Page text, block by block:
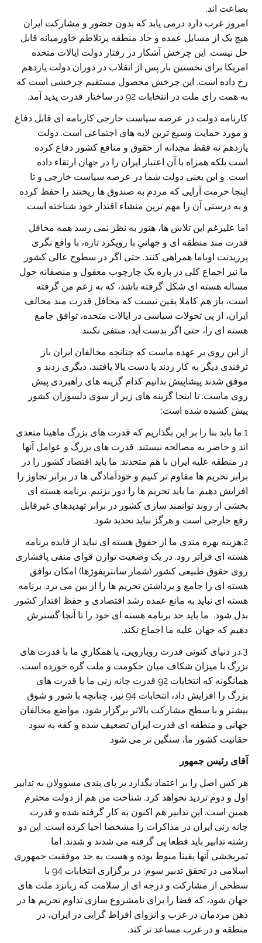
بضاعت اند.
امروز غرب دارد درمی یابد که بدون حضور و مشارکت ایران
هیچ یک از مسایل عمده و حاد منطقه پرتلاطم خاورمیانه قابل
حل نیست. این چرخش آشکار در رفتار دولت ایالات متحده
امریکا برای نخستین بار پس از انقلاب در دوران دولت یازدهم
رخ داده است. این چرخش محصول مستقیم چرخشی است که
به همت رای ملت در انتخابات 92 در ساختار قدرت پدید آمد.
کارنامه دولت در عرصه سیاست خارجی کارنامه ای قابل دفاع
و مورد حمایت وسیع ترین لایه های اجتماعی است. دولت
یازدهم نه فقط مجدانه از حقوق و منافع کشور دفاع کرده
است بلکه همراه با آن اعتبار ایران را در جهان ارتقاء داده
است. و این یعنی دولت شما در عرصه سیاست خارجی و تا
اینجا حرمت آرایی که مردم به صندوق ها ریختند را حفظ کرده
و به درستی آن را مهم ترین منشاء اقتدار خود شناخته است.
اما علیرغم این تلاش ها، هنوز به نظر نمی رسد همه محافل
قدرت مند منطقه ای و جهانیِ با رویکرد تازه، با واقع نگری
پرزیدنت اوباما همراهی کنند. حتی اگر در سطوح عالی کشور
ما نیز اجماع کلی در باره یک چارچوب معقول و منصفانه حول
مساله هسته ای شکل گرفته باشد، که به زعم من گرفته
است، باز هم کاملا یقین نیست که محافل قدرت مند مخالف
ایران، از پی تحولات سیاسی در ایالات متحده، توافق جامع
هسته ای را، حتی اگر بدست آید، منتفی نکنند.
از این روی بر عهده ماست که چنانچه مخالفان ایران باز
ترفندی دیگر به کار زدند یا دست بالا یافتند، دیگری زدند و
موفق شدند پیشاپیش بدانیم کدام گزینه های راهبردی پیش
روی ماست. تا اینجا گزینه های زیر از سوی دلسوزان کشور
پیش کشیده شده است:
1.ما باید بنا را بر این بگذاریم که قدرت های بزرگ ماهیتا متعدی
اند و حاضر به مصالحه نیستند. قدرت های بزرگ و عوامل آنها
در منطقه علیه ایران با هم متحدند. ما باید اقتصاد کشور را در
برابر تحریم ها مقاوم تر کنیم و خودآمادگی ها در برابر تجاوز را
افزایش دهیم. ما باید تحریم ها را دور بزنیم. برنامه هسته ای
بخشی از روند توانمند سازی کشور در برابر تهدیدهای غیرقابل
رفع خارجی است و هرگز نباید تحدید شود.
2.هزینه بهره مندی ما از حقوق هسته ای نباید از فایده برنامه
هسته ای فراتر رود. در یک وضعیت توازن قوای منفی پافشاری
روی حقوق طبیعی کشور (شمار سانتریفوژها) امکان توافق
هسته ای را جامع و برداشتن تحریم ها را از بین می برد. برنامه
هسته ای نباید به مانع عمده رشد اقتصادی و حفظ اقتدار کشور
بدل شود. ما باید حد برنامه هسته ای خود را تا آنجا گسترش
دهیم که جهان علیه ما اجماع نکند.
3.در دنیای کنونی قدرت رویارویی، یا همکاریِ ما با قدرت های
بزرگ با میزان شکاف میان حکومت و ملت گره خورده است.
همانگونه که انتخابات 92 قدرت چانه زنی ما با قدرت های
بزرگ را افزایش داد، انتخابات 94 نیز، چنانچه با شور و شوق
بیشتر و با سطح مشارکت بالاتر برگزار شود، مواضع مخالفان
جهانی و منطقه ای قدرت ایران تضعیف شده و کفه به سود
حقانیت کشور ما، سنگین تر می شود.
آقای رئیس جمهور
هر کس اصل را بر اعتماد بگذارد بر پای بندی مسوولان به تدابیر
اول و دوم تردید نخواهد کرد. شناخت من هم از دولت محترم
همین است. این تدابیر هم اکنون به کار گرفته شده و قدرت
چانه زنی ایران در مذاکرات را مشخصا احیا کرده است. این دو
رشته تدابیر باید قطعا پی گرفته می شدند و شدند. اما
ثمربخشی آنها یقینا منوط بوده و هست به حد موفقیت جمهوری
اسلامی در تحقق تدبیر سوم: در برگزاری انتخابات 94 با
سطحی از مشارکت و درجه ای از سلامت که زبانزد ملت های
جهان شود، که فضا را برای نامشروع سازی تداوم تحریم ها در
ذهن مردمان در غرب و انزوای افراط گرایی در ایران، در
منطقه و در غرب مساعد تر کند.